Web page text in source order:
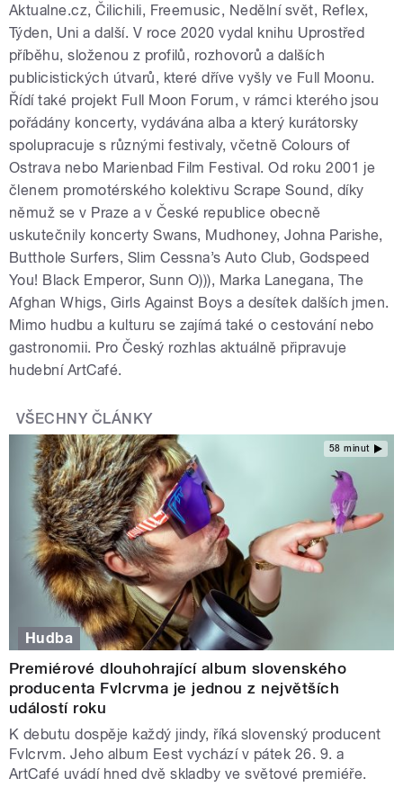
Aktualne.cz, Čilichili, Freemusic, Nedělní svět, Reflex,
Týden, Uni a další. V roce 2020 vydal knihu Uprostřed
příběhu, složenou z profilů, rozhovorů a dalších
publicistických útvarů, které dříve vyšly ve Full Moonu.
Řídí také projekt Full Moon Forum, v rámci kterého jsou
pořádány koncerty, vydávána alba a který kurátorsky
spolupracuje s různými festivaly, včetně Colours of
Ostrava nebo Marienbad Film Festival. Od roku 2001 je
členem promotérského kolektivu Scrape Sound, díky
němuž se v Praze a v České republice obecně
uskutečnily koncerty Swans, Mudhoney, Johna Parishe,
Butthole Surfers, Slim Cessna’s Auto Club, Godspeed
You! Black Emperor, Sunn O))), Marka Lanegana, The
Afghan Whigs, Girls Against Boys a desítek dalších jmen.
Mimo hudbu a kulturu se zajímá také o cestování nebo
gastronomii. Pro Český rozhlas aktuálně připravuje
hudební ArtCafé.
VŠECHNY ČLÁNKY
58 minut
Hudba
Premiérové dlouhohrající album slovenského
producenta Fvlcrvma je jednou z největších
událostí roku
K debutu dospěje každý jindy, říká slovenský producent
Fvlcrvm. Jeho album Eest vychází v pátek 26. 9. a
ArtCafé uvádí hned dvě skladby ve světové premiéře.